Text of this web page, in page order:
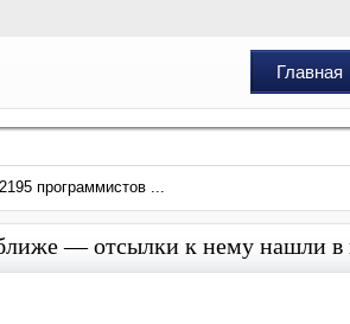
Главная
программистов ...
— отсылки к нему нашли в